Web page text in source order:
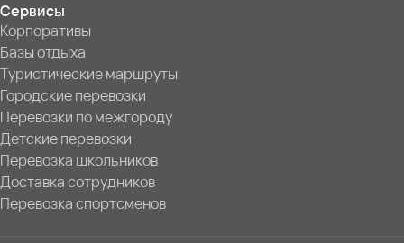
Сервисы
Корпоративы
Базы отдыха
Туристические маршруты
Городские перевозки
Перевозки по межгороду
Детские перевозки
Перевозка школьников
Доставка сотрудников
Перевозка спортсменов